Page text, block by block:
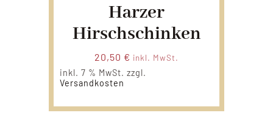
Harzer
Hirschschinken
20,50 € inkl. MwSt.
inkl. 7 % MwSt. zzgl.
Versandkosten